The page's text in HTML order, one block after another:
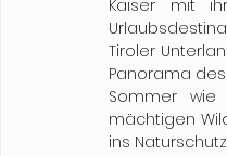
Kaiser mit
Tiroler
Panorama
Sommer wie
mächtigen
ins